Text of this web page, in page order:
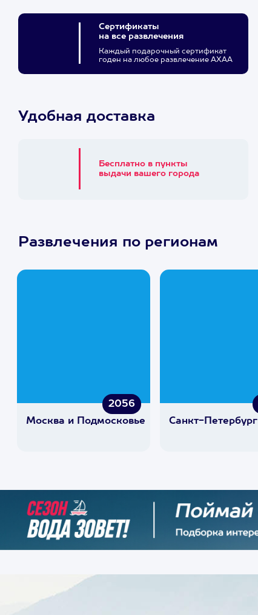
Сертификаты
на все развлечения
Каждый подарочный сертификат
годен на любое развлечение АХАА
Удобная доставка
Бесплатно в пункты
выдачи вашего города
Развлечения по регионам
2056
Москва и Подмосковье
Санкт-Петербург